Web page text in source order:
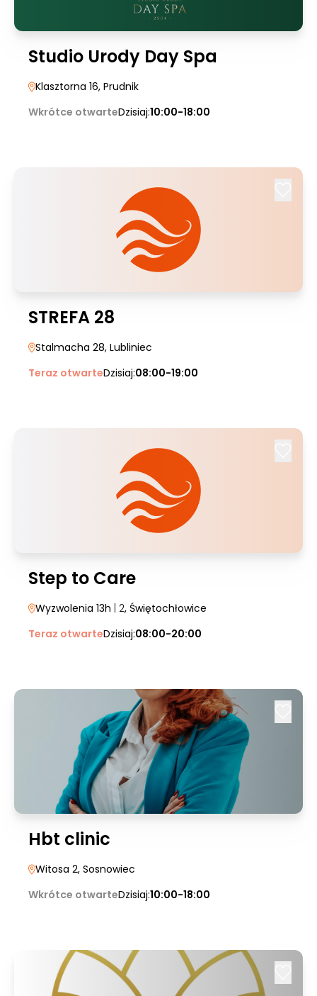
Studio Urody Day Spa
Klasztorna 16, Prudnik
Wkrótce otwarteDzisiaj:10:00-18:00
STREFA 28
Stalmacha 28, Lubliniec
Teraz otwarteDzisiaj:08:00-19:00
Step to Care
Wyzwolenia 13h | 2, Świętochłowice
Teraz otwarteDzisiaj:08:00-20:00
Hbt clinic
Witosa 2, Sosnowiec
Wkrótce otwarteDzisiaj:10:00-18:00